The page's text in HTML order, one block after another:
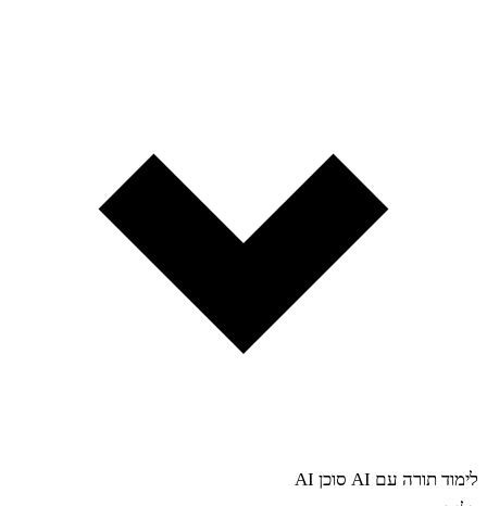
לימוד תורה עם AI
סוכן AI